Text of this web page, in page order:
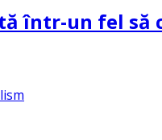
într-un fel să